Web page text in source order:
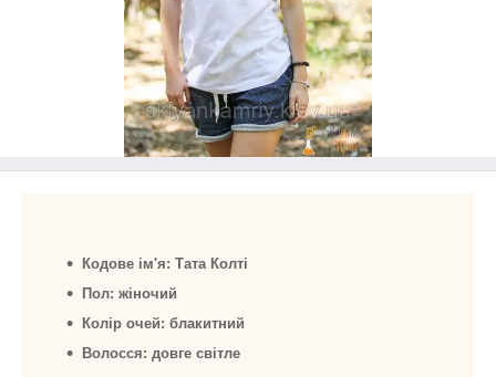
Кодове ім'я: Тата Колті
Пол: жіночий
Колір очей: блакитний
Волосся: довге світле